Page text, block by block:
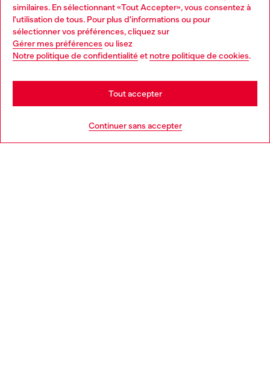
similaires. En sélectionnant «Tout Accepter», vous consentez à
l'utilisation de tous. Pour plus d'informations ou pour
sélectionner vos préférences, cliquez sur
Gérer mes préférences ou lisez
Notre politique de confidentialitéet notre politique de cookies.
Continuer sans accepter
Tout accepter
Découvrez tous nos services, en ligne et en magasin.
En savoir plus
Choose your location
You are currently browsing France website, but it seems you
may be based in United States